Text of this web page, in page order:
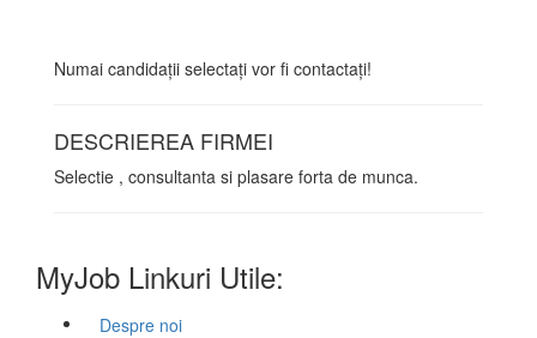
Numai candidații selectați vor fi contactați!
DESCRIEREA FIRMEI
Selectie , consultanta si plasare forta de munca.
MyJob Linkuri Utile:
Despre noi